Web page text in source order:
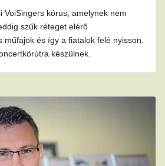
VoiSingers kórus, amelynek nem
szűk réteget elérő
műfajok és így a fiatalok felé nyisson.
készülnek.